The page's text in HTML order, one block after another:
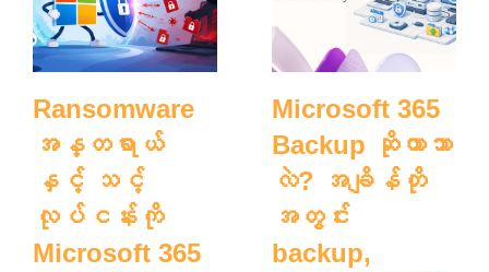
Ransomware
အန္တရာယ်
နှင့် သင့်
လုပ်ငန်းကို
Microsoft 365
Microsoft 365
Backup ဆိုတာဘာ
လဲ? အချိန်တို
အတွင်း
backup,